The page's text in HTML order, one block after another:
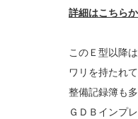
詳細はこちら
このＥ型以降
ワリを持たれ
整備記録簿も
ＧＤＢインプ